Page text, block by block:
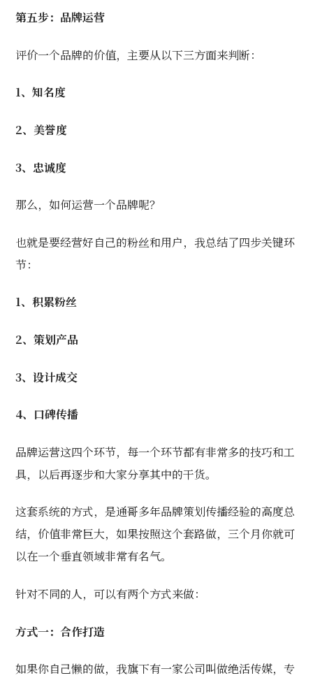
第五步：品牌运营
评价一个品牌的价值，主要从以下三方面来判断：
1、知名度
2、美誉度
3、忠诚度
那么，如何运营一个品牌呢？
也就是要经营好自己的粉丝和用户，我总结了四步关键环
节：
1、积累粉丝
2、策划产品
3、设计成交
4、口碑传播
品牌运营这四个环节，每一个环节都有非常多的技巧和工
具，以后再逐步和大家分享其中的干货。
这套系统的方式，是通哥多年品牌策划传播经验的高度总
结，价值非常巨大，如果按照这个套路做，三个月你就可
以在一个垂直领域非常有名气。
针对不同的人，可以有两个方式来做：
方式一：合作打造
如果你自己懒的做，我旗下有一家公司叫做绝活传媒，专